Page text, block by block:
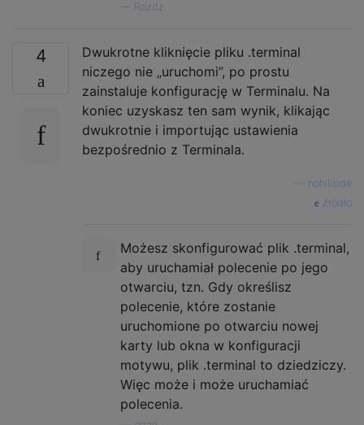
Rozdz.
4
Dwukrotne kliknięcie pliku .terminal
niczego nie „uruchomi”, po prostu
zainstaluje konfigurację w Terminalu. Na
koniec uzyskasz ten sam wynik, klikając
dwukrotnie i importując ustawienia
bezpośrednio z Terminala.
nohillside
źródło
Możesz skonfigurować plik .terminal,
aby uruchamiał polecenie po jego
otwarciu, tzn. Gdy określisz
polecenie, które zostanie
uruchomione po otwarciu nowej
karty lub okna w konfiguracji
motywu, plik .terminal to dziedziczy.
Więc może i może uruchamiać
polecenia.